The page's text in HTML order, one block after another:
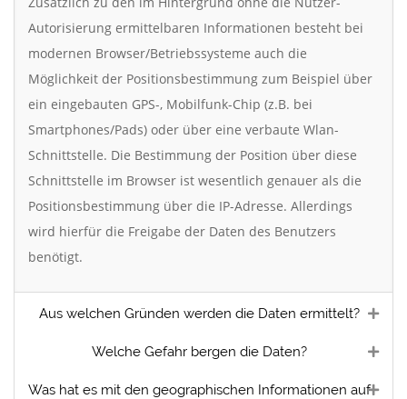
Autorisierung ermittelbaren Informationen besteht bei
modernen Browser/Betriebssysteme auch die
Möglichkeit der Positionsbestimmung zum Beispiel über
ein eingebauten GPS-, Mobilfunk-Chip (z.B. bei
Smartphones/Pads) oder über eine verbaute Wlan-
Schnittstelle. Die Bestimmung der Position über diese
Schnittstelle im Browser ist wesentlich genauer als die
Positionsbestimmung über die IP-Adresse. Allerdings
wird hierfür die Freigabe der Daten des Benutzers
benötigt.
Aus welchen Gründen werden die Daten ermittelt?
Welche Gefahr bergen die Daten?
Was hat es mit den geographischen Informationen auf